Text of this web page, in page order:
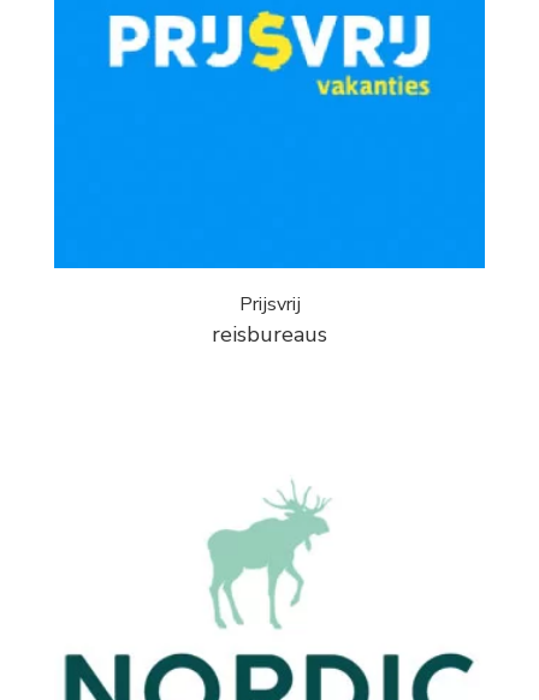
Prijsvrij
reisbureaus